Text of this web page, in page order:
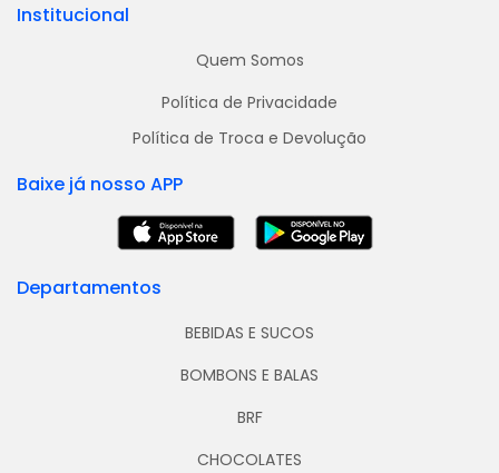
Institucional
Quem Somos
Política de Privacidade
Política de Troca e Devolução
Baixe já nosso APP
Departamentos
BEBIDAS E SUCOS
BOMBONS E BALAS
BRF
CHOCOLATES